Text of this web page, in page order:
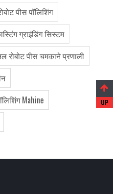
पीस पॉलिशिंग
ग्राइंडिंग सिस्टम
रोबोट पीस चमकाने प्रणाली
Mahine